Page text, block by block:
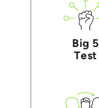
Big 5
Test